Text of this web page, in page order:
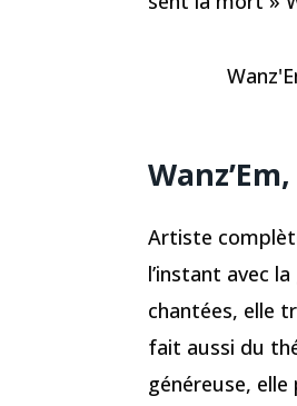
Artiste
l’instant avec
chantées, elle
fait aussi du
généreuse,